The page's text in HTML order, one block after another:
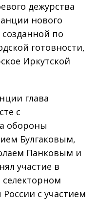
дежурства
нового
по
готовности,
Иркутской
глава
с
обороны
Булгаковым,
Панковым и
участие в
с участием